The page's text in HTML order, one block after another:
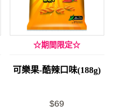
☆期間限定☆
可樂果-酷辣口味(188g)
$69